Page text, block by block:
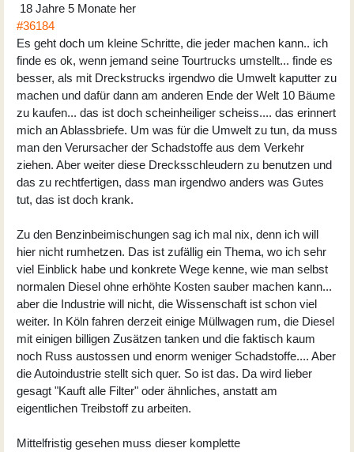
18 Jahre 5 Monate her
#36184
Es geht doch um kleine Schritte, die jeder machen kann.. ich
finde es ok, wenn jemand seine Tourtrucks umstellt... finde es
besser, als mit Dreckstrucks irgendwo die Umwelt kaputter zu
machen und dafür dann am anderen Ende der Welt 10 Bäume
zu kaufen... das ist doch scheinheiliger scheiss.... das erinnert
mich an Ablassbriefe. Um was für die Umwelt zu tun, da muss
man den Verursacher der Schadstoffe aus dem Verkehr
ziehen. Aber weiter diese Drecksschleudern zu benutzen und
das zu rechtfertigen, dass man irgendwo anders was Gutes
tut, das ist doch krank.
Zu den Benzinbeimischungen sag ich mal nix, denn ich will
hier nicht rumhetzen. Das ist zufällig ein Thema, wo ich sehr
viel Einblick habe und konkrete Wege kenne, wie man selbst
normalen Diesel ohne erhöhte Kosten sauber machen kann...
aber die Industrie will nicht, die Wissenschaft ist schon viel
weiter. In Köln fahren derzeit einige Müllwagen rum, die Diesel
mit einigen billigen Zusätzen tanken und die faktisch kaum
noch Russ austossen und enorm weniger Schadstoffe.... Aber
die Autoindustrie stellt sich quer. So ist das. Da wird lieber
gesagt "Kauft alle Filter" oder ähnliches, anstatt am
eigentlichen Treibstoff zu arbeiten.
Mittelfristig gesehen muss dieser komplette